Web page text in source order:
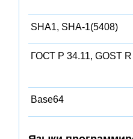
SHA1, SHA-1(5408)
ГОСТ Р 34.11, GOST
Base64